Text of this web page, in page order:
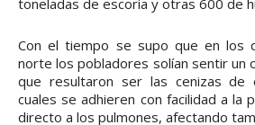
toneladas de escoria y otras 600 de
Con el tiempo se supo que en los
norte los pobladores solían sentir un
que resultaron ser las cenizas de
cuales se adhieren con facilidad a la
directo a los pulmones, afectando